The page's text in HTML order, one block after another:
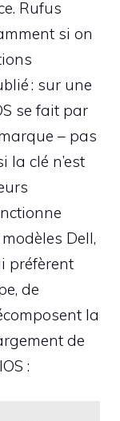
Rufus
si on
: sur une
se fait par
– pas
clé n’est
Dell,
préfèrent
de
la
de
: